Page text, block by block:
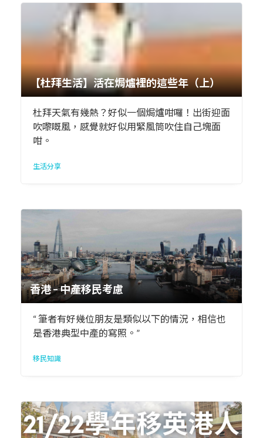
【杜拜生活】活在焗爐裡的這些年（上）
杜拜天氣有幾熱？好似一個焗爐咁囉！出街迎面
吹嚟嘅風，感覺就好似用緊風筒吹住自己塊面
咁。
生活分享
香港 – 中產移民考慮
“ 筆者有好幾位朋友是類似以下的情況，相信也
是香港典型中產的寫照。”
移民知識